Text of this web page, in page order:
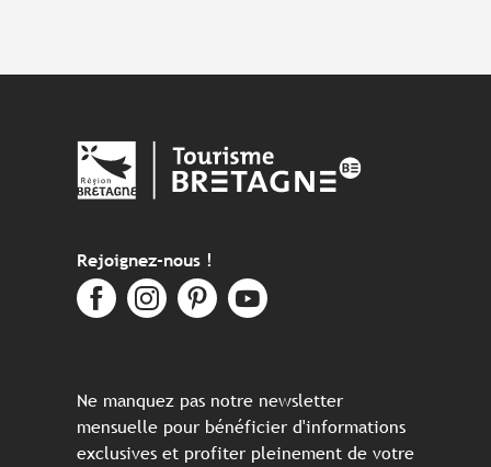
Rejoignez-nous !
Ne manquez pas notre newsletter
mensuelle pour bénéficier d'informations
exclusives et profiter pleinement de votre